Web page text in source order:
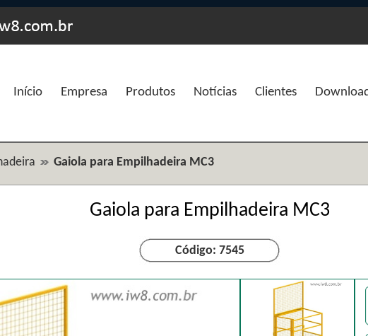
Início Empresa Produtos Notícias Clientes
Gaiola para Empilhadeira MC3
Gaiola para Empilhadeira MC3
Código: 7545